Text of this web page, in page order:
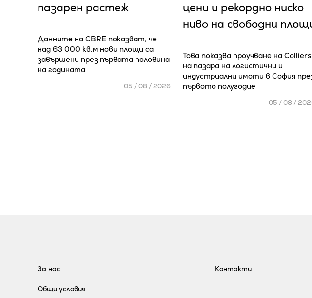
пазарен растеж
Данните на CBRE показват, че
над 63 000 кв.м нови площи са
завършени през първата половина
на годината
05 / 08 / 2026
цени и рекордно ниско
ниво на свободни
Това показва проучване на Colliers
на пазара на логистични и
индустриални имоти в София
първото полугодие
05 / 08 /
За нас
Общи условия
Контакти